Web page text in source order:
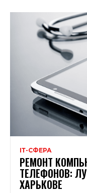
ІТ-СФЕРА
РЕМОНТ
ТЕЛЕФОНОВ:
ХАРЬКОВЕ